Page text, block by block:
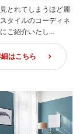
とれてしまうほど麗
タイルのコーディネ
ご紹介いたし...
はこちら